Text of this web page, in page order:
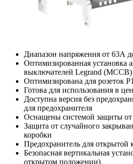
Диапазон напряжения от 63А
Оптимизированная установка
выключателей Legrand (MCCB)
Оптимизирована для розеток
Готова для использования в
Доступна версия без
для предохранителя
Оснащены системой защиты от
Защита от случайного
коробки
Предохранитель для открытой
Безопасная вертикальная
открытом положении)